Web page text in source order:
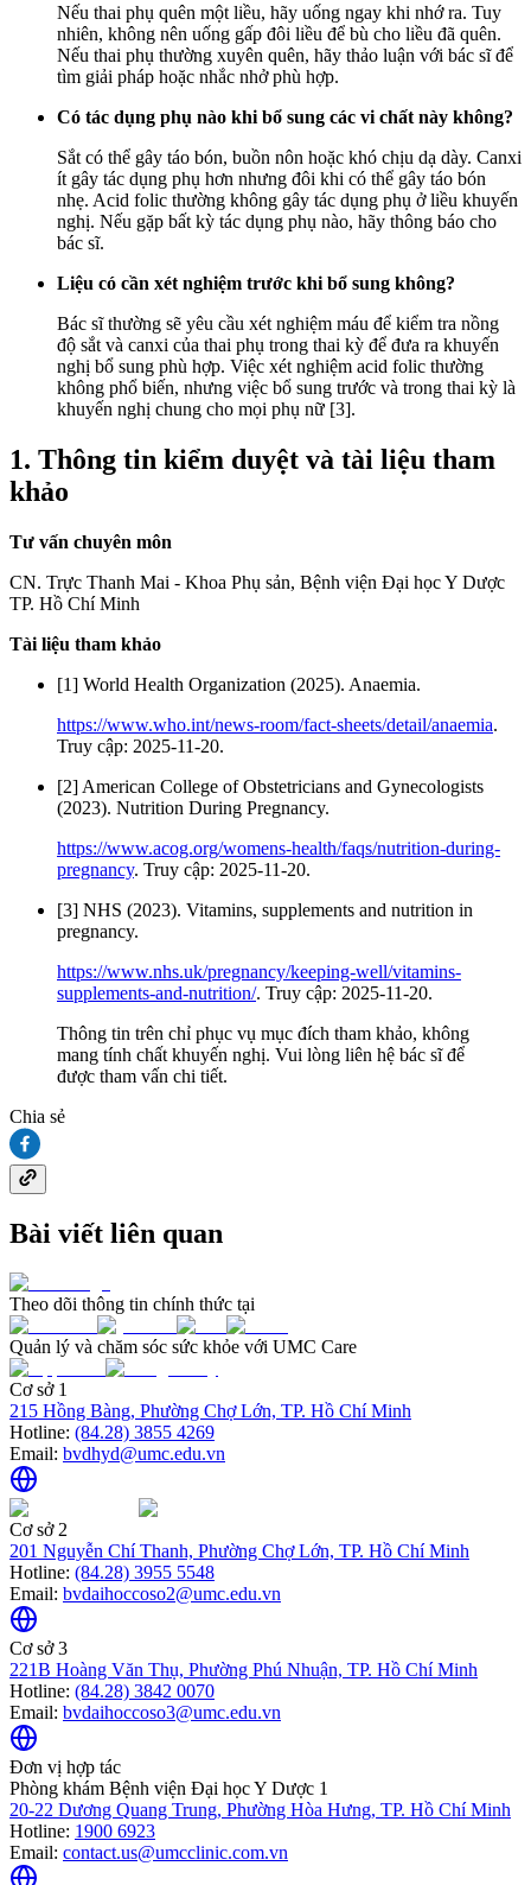
Nếu thai phụ quên một liều, hãy uống ngay khi nhớ ra. Tuy
nhiên, không nên uống gấp đôi liều để bù cho liều đã quên.
Nếu thai phụ thường xuyên quên, hãy thảo luận với bác sĩ để
tìm giải pháp hoặc nhắc nhở phù hợp.
Có tác dụng phụ nào khi bổ sung các vi chất này không?
Sắt có thể gây táo bón, buồn nôn hoặc khó chịu dạ dày. Canxi
ít gây tác dụng phụ hơn nhưng đôi khi có thể gây táo bón
nhẹ. Acid folic thường không gây tác dụng phụ ở liều khuyến
nghị. Nếu gặp bất kỳ tác dụng phụ nào, hãy thông báo cho
bác sĩ.
Liệu có cần xét nghiệm trước khi bổ sung không?
Bác sĩ thường sẽ yêu cầu xét nghiệm máu để kiểm tra nồng
độ sắt và canxi của thai phụ trong thai kỳ để đưa ra khuyến
nghị bổ sung phù hợp. Việc xét nghiệm acid folic thường
không phổ biến, nhưng việc bổ sung trước và trong thai kỳ là
khuyến nghị chung cho mọi phụ nữ [3].
1. Thông tin kiểm duyệt và tài liệu tham
khảo
Tư vấn chuyên môn
CN. Trực Thanh Mai - Khoa Phụ sản, Bệnh viện Đại học Y Dược
TP. Hồ Chí Minh
Tài liệu tham khảo
[1] World Health Organization (2025). Anaemia.
https://www.who.int/news-room/fact-sheets/detail/anaemia.
Truy cập: 2025-11-20.
[2] American College of Obstetricians and Gynecologists
(2023). Nutrition During Pregnancy.
https://www.acog.org/womens-health/faqs/nutrition-during-
pregnancy. Truy cập: 2025-11-20.
[3] NHS (2023). Vitamins, supplements and nutrition in
pregnancy.
https://www.nhs.uk/pregnancy/keeping-well/vitamins-
supplements-and-nutrition/. Truy cập: 2025-11-20.
Thông tin trên chỉ phục vụ mục đích tham khảo, không
mang tính chất khuyến nghị. Vui lòng liên hệ bác sĩ để
được tham vấn chi tiết.
Chia sẻ
Bài viết liên quan
Theo dõi thông tin chính thức tại
Quản lý và chăm sóc sức khỏe với UMC Care
Cơ sở 1
215 Hồng Bàng, Phường Chợ Lớn, TP. Hồ Chí Minh
Hotline: (84.28) 3855 4269
Email: bvdhyd@umc.edu.vn
Cơ sở 2
201 Nguyễn Chí Thanh, Phường Chợ Lớn, TP. Hồ Chí Minh
Hotline: (84.28) 3955 5548
Email: bvdaihoccoso2@umc.edu.vn
Cơ sở 3
221B Hoàng Văn Thụ, Phường Phú Nhuận, TP. Hồ Chí Minh
Hotline: (84.28) 3842 0070
Email: bvdaihoccoso3@umc.edu.vn
Đơn vị hợp tác
Phòng khám Bệnh viện Đại học Y Dược 1
20-22 Dương Quang Trung, Phường Hòa Hưng, TP. Hồ Chí Minh
Hotline: 1900 6923
Email: contact.us@umcclinic.com.vn